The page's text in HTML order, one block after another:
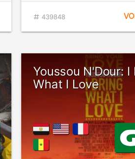
439848
Youssou N'Dour: I
What I Love